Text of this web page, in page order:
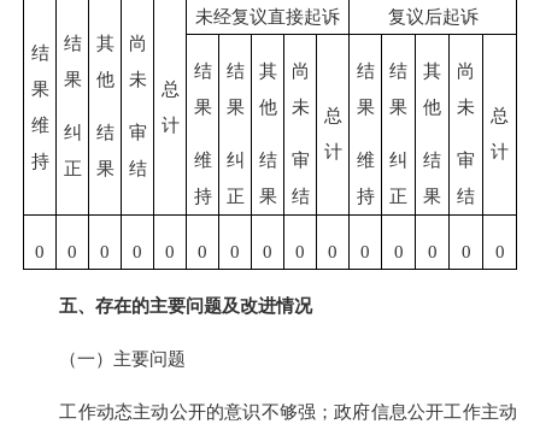
结
果
维
持
结
果
纠
正
其
他
结
果
尚
未
审
结
总
计
未经复议直接起诉 复议后起诉
结
果
维
持
结
果
纠
正
其
他
结
果
尚
未
审
结
总
计
结
果
维
持
结
果
纠
正
其
他
结
果
尚
未
审
结
总
计
0 0 0 0 0 0 0 0 0 0 0 0 0 0 0
五、存在的主要问题及改进情况
（一）主要问题
工作动态主动公开的意识不够强；政府信息公开工作主动